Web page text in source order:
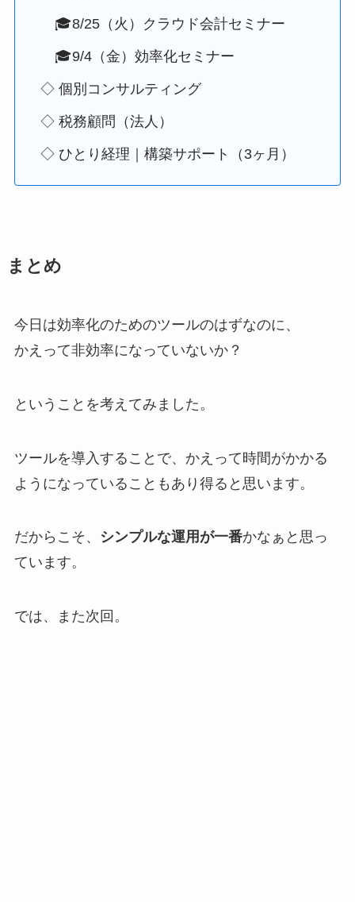
🎓8/25（火）クラウド会計セミナー
🎓9/4（金）効率化セミナー
◇ 個別コンサルティング
◇ 税務顧問（法人）
◇ ひとり経理｜構築サポート（3ヶ月）
まとめ
今日は効率化のためのツールのはずなのに、
かえって非効率になっていないか？
ということを考えてみました。
ツールを導入することで、かえって時間がかかる
ようになっていることもあり得ると思います。
だからこそ、 シンプルな運用が一番かなぁと思っ
ています。
では、また次回。